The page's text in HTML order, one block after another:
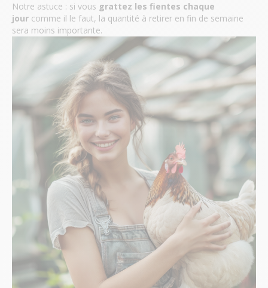
Notre astuce : si vous grattez les fientes chaque
jour comme il le faut, la quantité à retirer en fin de semaine
sera moins importante.